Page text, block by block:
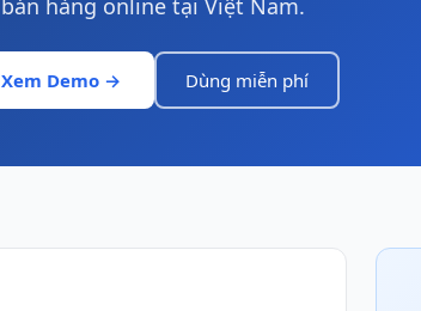
bán hàng online tại Việt Nam.
Xem Demo → Dùng miễn phí